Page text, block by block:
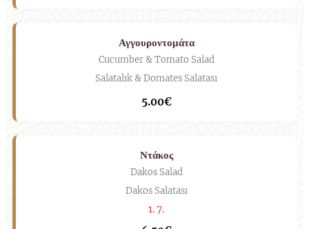
Αγγουροντομάτα
Cucumber & Tomato Salad
Salatalık & Domates Salatası
5.00€
Ντάκος
Dakos Salad
Dakos Salatası
1. 7.